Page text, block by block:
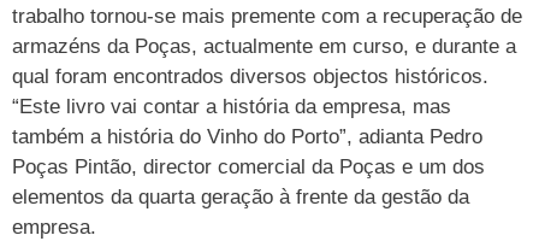
trabalho tornou-se mais premente com a recuperação de
armazéns da Poças, actualmente em curso, e durante a
qual foram encontrados diversos objectos históricos.
“Este livro vai contar a história da empresa, mas
também a história do Vinho do Porto”, adianta Pedro
Poças Pintão, director comercial da Poças e um dos
elementos da quarta geração à frente da gestão da
empresa.